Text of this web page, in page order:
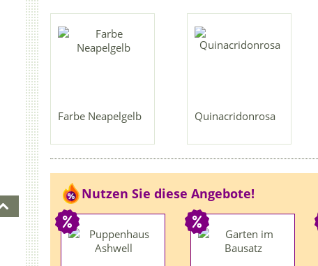
Farbe Neapelgelb Quinacridonrosa
Nutzen Sie diese Angebote!